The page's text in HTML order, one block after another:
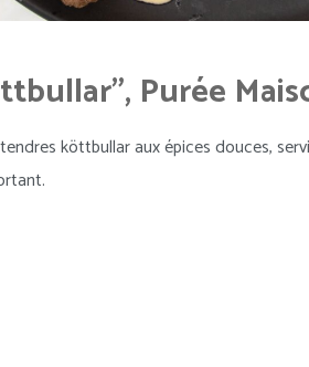
Purée
köttbullar aux épices douces,